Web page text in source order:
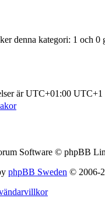
denna kategori: 1 och 0
är UTC+01:00 UTC+1
Software © phpBB
phpBB Sweden © 2006-